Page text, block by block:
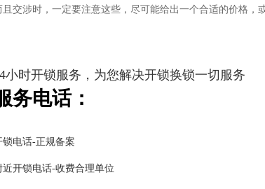
交涉时，一定要注意这些，尽可能给出一个合适的价格
小时开锁服务，为您解决开锁换锁一切服务
务电话：
锁电话-正规备案
近开锁电话-收费合理单位